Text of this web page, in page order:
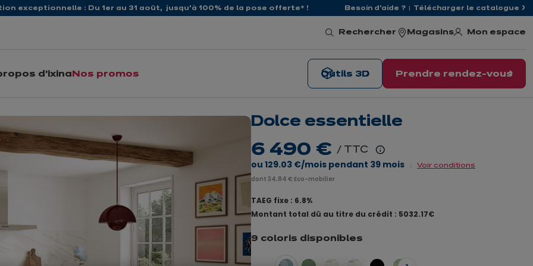
exceptionnelle : Du 1er au 31 août, jusqu’à 100% de la pose offerte* ! Besoin d'aide ? Télécharger le catalogue
Rechercher Magasins Mon espace
d'ixina Nos promos Prendre rendez-vous
Outils 3D
Dolce essentielle
6 490 € / TTC
En
savoir
ou 129.03 €/mois pendant 39 mois Voir conditions
dont 34,84 € Eco-mobilier
TAEG fixe : 6.8%
Montant total dû au titre du crédit : 5032.17€
9 coloris disponibles